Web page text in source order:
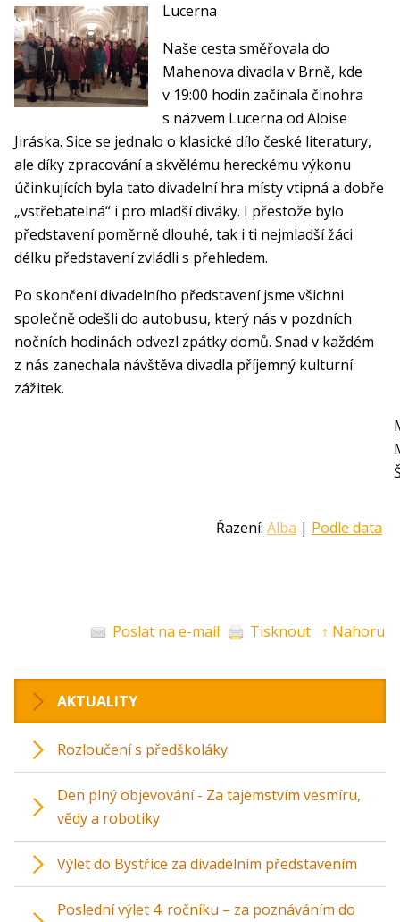
Lucerna
Naše cesta směřovala do
Mahenova divadla v Brně, kde
v 19:00 hodin začínala činohra
s názvem Lucerna od Aloise
Jiráska. Sice se jednalo o klasické dílo české literatury,
ale díky zpracování a skvělému hereckému výkonu
účinkujících byla tato divadelní hra místy vtipná a dobře
„vstřebatelná“ i pro mladší diváky. I přestože bylo
představení poměrně dlouhé, tak i ti nejmladší žáci
délku představení zvládli s přehledem.
Po skončení divadelního představení jsme všichni
společně odešli do autobusu, který nás v pozdních
nočních hodinách odvezl zpátky domů. Snad v každém
z nás zanechala návštěva divadla příjemný kulturní
zážitek.
Řazení: Alba | Podle data
Poslat na e-mail Tisknout ↑ Nahoru
AKTUALITY
Rozloučení s předškoláky
Den plný objevování - Za tajemstvím vesmíru,
vědy a robotiky
Výlet do Bystřice za divadelním představením
Poslední výlet 4. ročníku – za poznáváním do